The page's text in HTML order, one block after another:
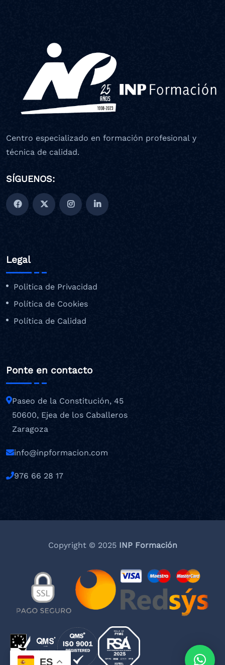
Centro especializado en formación profesional y
técnica de calidad.
SÍGUENOS:
Legal
Politica de Privacidad
Política de Cookies
Política de Calidad
Ponte en contacto
Paseo de la Constitución, 45
50600, Ejea de los Caballeros
Zaragoza
info@inpformacion.com
976 66 28 17
Copyright © 2025INP Formación
ES